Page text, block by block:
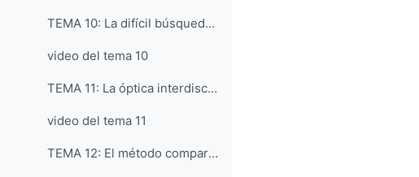
TEMA 10: La difícil búsqueda de un marco neutral
video del tema 10
TEMA 11: La óptica interdisciplinar
video del tema 11
TEMA 12: El método comparativo en el estudio de las religiones